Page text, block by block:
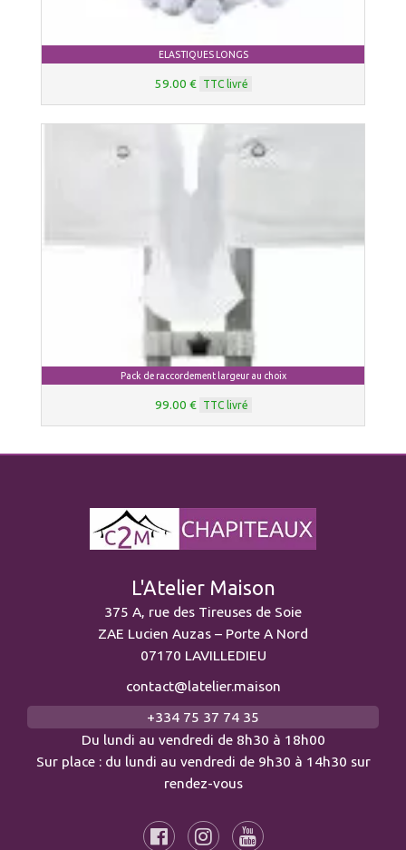
ELASTIQUES LONGS
59.00 € TTC livré
Pack de raccordement largeur au choix
99.00 € TTC livré
L'Atelier Maison
375 A, rue des Tireuses de Soie
ZAE Lucien Auzas – Porte A Nord
07170 LAVILLEDIEU
contact@latelier.maison
+334 75 37 74 35
Du lundi au vendredi de 8h30 à 18h00
Sur place : du lundi au vendredi de 9h30 à 14h30 sur
rendez-vous